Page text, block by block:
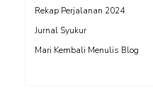
Rekap Perjalanan 2024
Jurnal Syukur
Mari Kembali Menulis Blog